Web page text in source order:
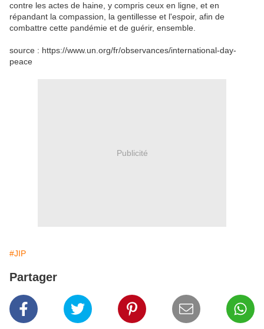
contre les actes de haine, y compris ceux en ligne, et en
répandant la compassion, la gentillesse et l'espoir, afin de
combattre cette pandémie et de guérir, ensemble.
source : https://www.un.org/fr/observances/international-day-
peace
Publicité
#JIP
Partager